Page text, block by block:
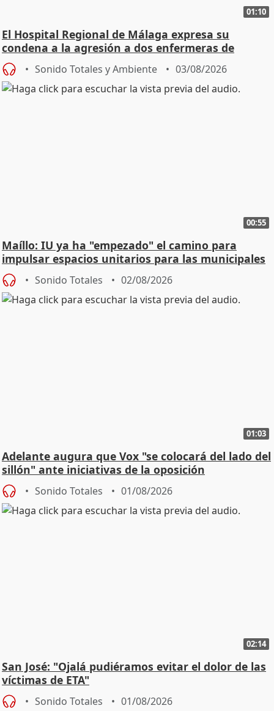
01:10
El Hospital Regional de Málaga expresa su
condena a la agresión a dos enfermeras de
Urgencias
Sonido Totales y Ambiente 03/08/2026
00:55
Maíllo: IU ya ha "empezado" el camino para
impulsar espacios unitarios para las municipales
Sonido Totales 02/08/2026
01:03
Adelante augura que Vox "se colocará del lado del
sillón" ante iniciativas de la oposición
Sonido Totales 01/08/2026
02:14
San José: "Ojalá pudiéramos evitar el dolor de las
víctimas de ETA"
Sonido Totales 01/08/2026